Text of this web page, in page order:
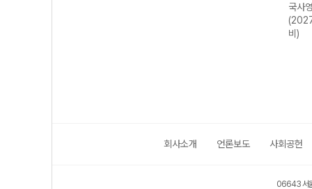
회
회사소개 언론보도 사회공헌
06643 서